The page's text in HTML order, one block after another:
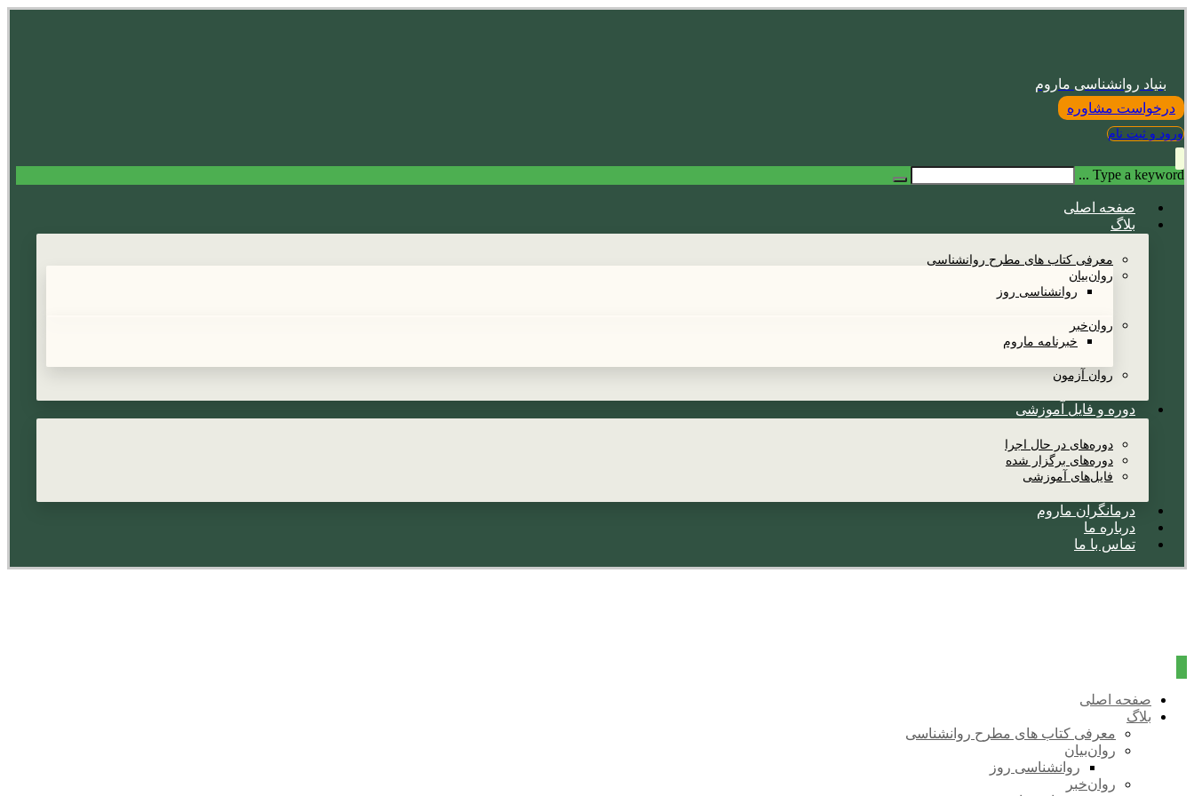
بنیاد روانشناسی ماروم
درخواست مشاوره
ورود و ثبت نام
Type a keyword ...
صفحه اصلی
بلاگ
معرفی کتاب های مطرح روانشناسی
روان‌بیان
روانشناسی روز
روان‌خبر
خبرنامه ماروم
روان آزمون
دوره و فایل آموزشی
دوره‌های در حال اجرا
دوره‌های برگزار شده
فایل‌های آموزشی
درمانگران ماروم
درباره ما
تماس با ما
صفحه اصلی
بلاگ
معرفی کتاب های مطرح روانشناسی
روان‌بیان
روانشناسی روز
روان‌خبر